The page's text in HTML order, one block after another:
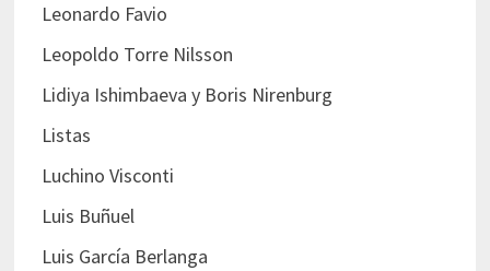
Leonardo Favio
Leopoldo Torre Nilsson
Lidiya Ishimbaeva y Boris Nirenburg
Listas
Luchino Visconti
Luis Buñuel
Luis García Berlanga